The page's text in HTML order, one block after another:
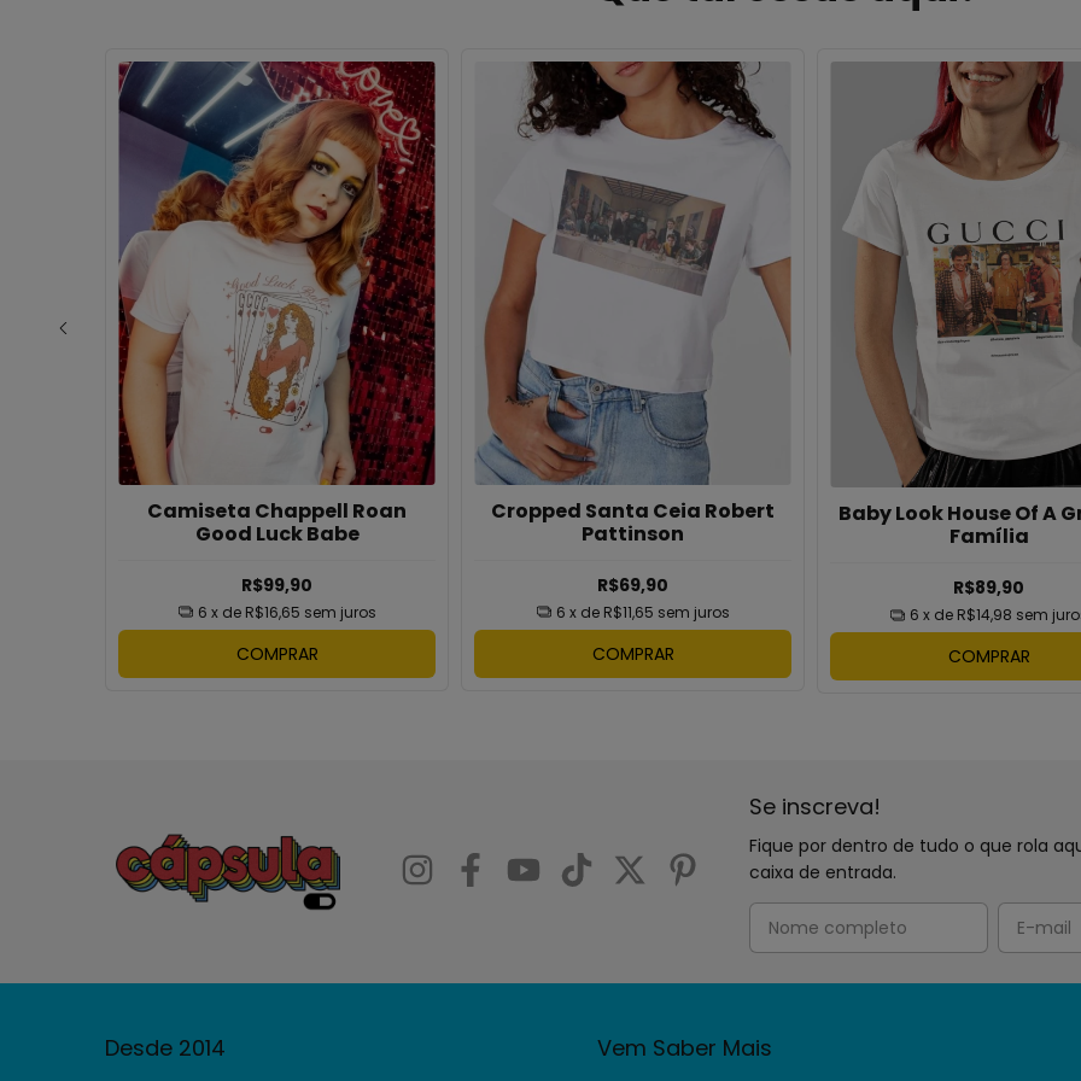
Camiseta Chappell Roan
Good Luck Babe
R$99,90
6 x de R$16,65 sem juros
COMPRAR
Cropped Santa Ceia Robert
Pattinson
R$69,90
6 x de R$11,65 sem juros
COMPRAR
Baby Look House Of A
Família
R$89,90
6 x de R$14,98 sem
COMPRAR
Se inscreva!
Fique por dentro de tudo o que rola
caixa de entrada.
Desde 2014 Vem Saber Mais